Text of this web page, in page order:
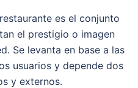
es el conjunto
el prestigio o imagen
Se levanta en base a las
usuarios y depende dos
y externos.